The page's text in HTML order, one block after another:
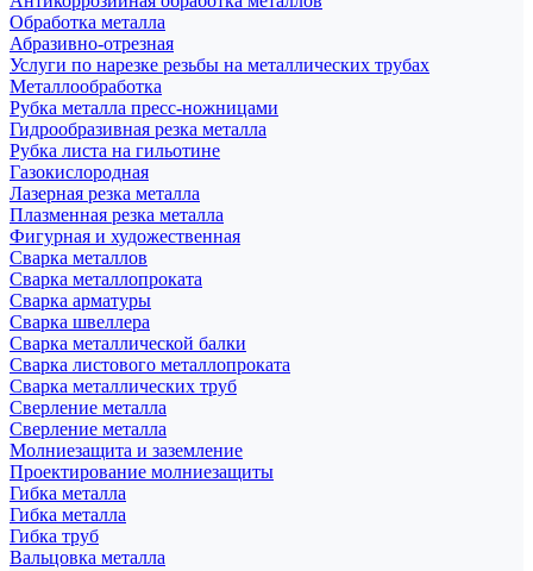
Обработка металла
Абразивно-отрезная
Услуги по нарезке резьбы на металлических трубах
Металлообработка
Рубка металла пресс-ножницами
Гидрообразивная резка металла
Рубка листа на гильотине
Газокислородная
Лазерная резка металла
Плазменная резка металла
Фигурная и художественная
Сварка металлов
Сварка металлопроката
Сварка арматуры
Сварка швеллера
Сварка металлической балки
Сварка листового металлопроката
Сварка металлических труб
Сверление металла
Сверление металла
Молниезащита и заземление
Проектирование молниезащиты
Гибка металла
Гибка металла
Гибка труб
Вальцовка металла